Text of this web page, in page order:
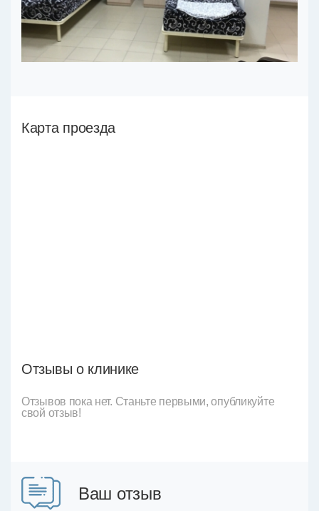
Карта проезда
Отзывы о клинике
Отзывов пока нет. Станьте первыми, опубликуйте
свой отзыв!
Ваш отзыв